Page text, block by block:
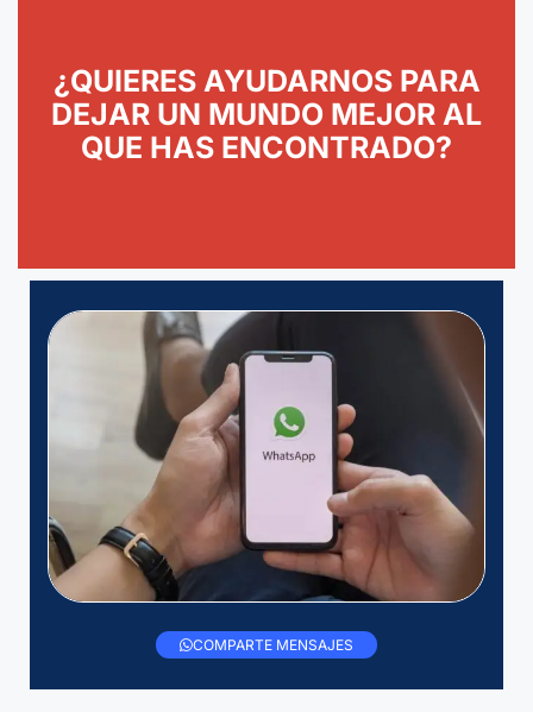
¿QUIERES AYUDARNOS PARA
DEJAR UN MUNDO MEJOR AL
QUE HAS ENCONTRADO?
COMPARTE MENSAJES